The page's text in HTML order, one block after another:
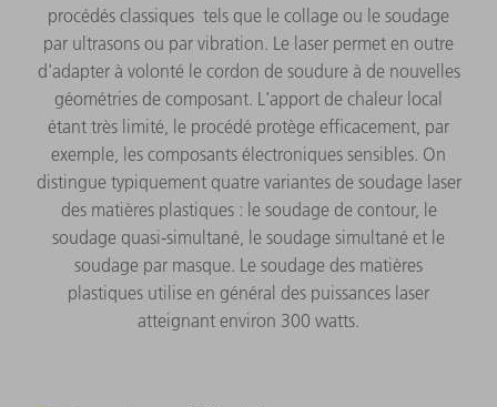
procédés classiques tels que le collage ou le soudage
par ultrasons ou par vibration. Le laser permet en outre
d'adapter à volonté le cordon de soudure à de nouvelles
géométries de composant. L'apport de chaleur local
étant très limité, le procédé protège efficacement, par
exemple, les composants électroniques sensibles. On
distingue typiquement quatre variantes de soudage laser
des matières plastiques : le soudage de contour, le
soudage quasi-simultané, le soudage simultané et le
soudage par masque. Le soudage des matières
plastiques utilise en général des puissances laser
atteignant environ 300 watts.